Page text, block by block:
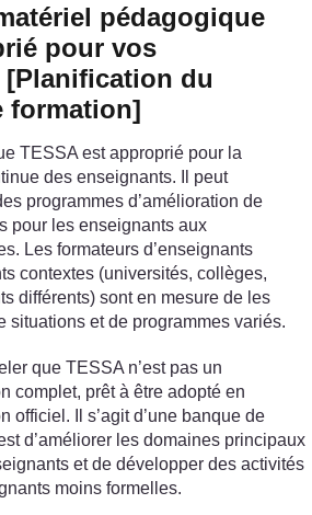
pédagogique
pour vos
du
formation]
TESSA est approprié pour la
des enseignants. Il peut
programmes d’amélioration de
pour les enseignants aux
Les formateurs d’enseignants
contextes (universités, collèges,
différents) sont en mesure de les
situations et de programmes variés.
que TESSA n’est pas un
complet, prêt à être adopté en
officiel. Il s’agit d’une banque de
d’améliorer les domaines principaux
et de développer des activités
moins formelles.